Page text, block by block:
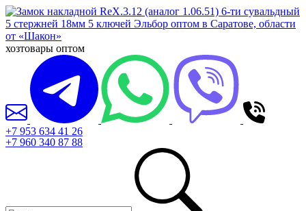
хозтовары оптом
+7 953 634 41 26
+7 960 340 87 88